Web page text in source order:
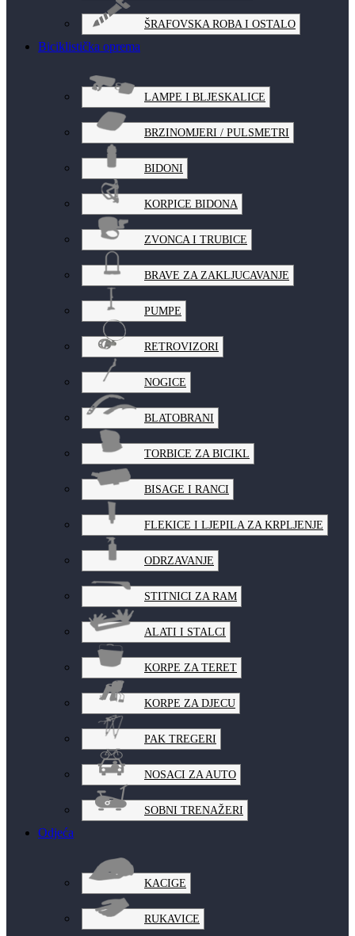
ŠRAFOVSKA ROBA I OSTALO
Biciklistička oprema
LAMPE I BLJESKALICE
BRZINOMJERI / PULSMETRI
BIDONI
KORPICE BIDONA
ZVONCA I TRUBICE
BRAVE ZA ZAKLJUCAVANJE
PUMPE
RETROVIZORI
NOGICE
BLATOBRANI
TORBICE ZA BICIKL
BISAGE I RANCI
FLEKICE I LJEPILA ZA KRPLJENJE
ODRZAVANJE
STITNICI ZA RAM
ALATI I STALCI
KORPE ZA TERET
KORPE ZA DJECU
PAK TREGERI
NOSACI ZA AUTO
SOBNI TRENAŽERI
Odjeća
KACIGE
RUKAVICE